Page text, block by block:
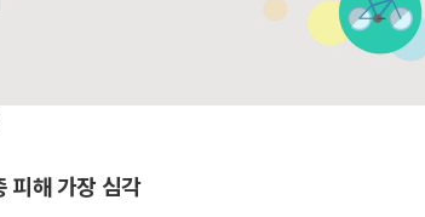
해 가장 심각